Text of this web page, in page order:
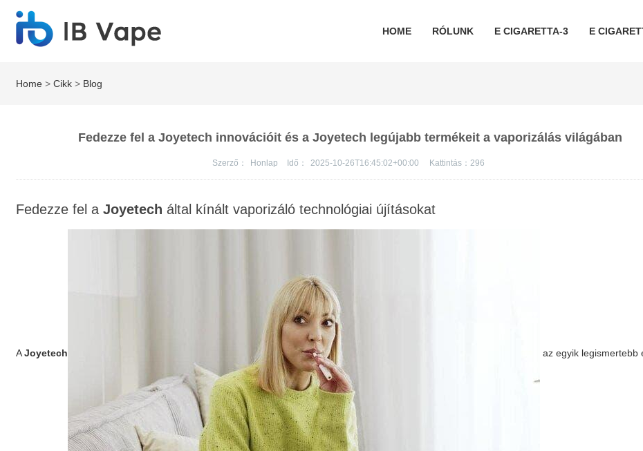
HOME RÓLUNK E CIGARETTA-3 E
Home >Cikk > Blog
Fedezze fel a Joyetech innovációit és a Joyetech legújabb termékeit a vaporizálás világában
Szerző： Honlap Idő： 2025-10-26T16:45:02+00:00 Kattintás：296
Fedezze fel aJoyetech által kínált vaporizáló technológiai újításokat
AJoyetech az egyik legismertebb